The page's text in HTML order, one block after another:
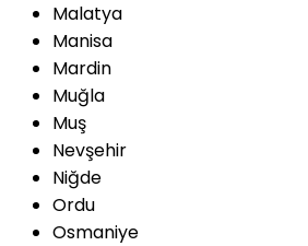
Malatya
Manisa
Mardin
Muğla
Muş
Nevşehir
Niğde
Ordu
Osmaniye